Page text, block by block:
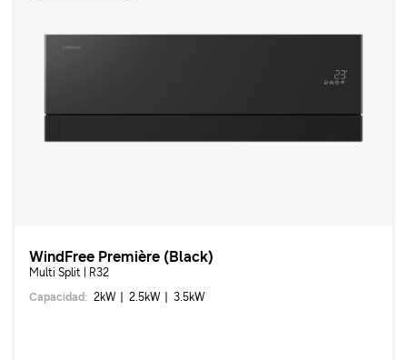
WindFree Première (Black)
Multi Split | R32
Capacidad : 2kW 2.5kW 3.5kW